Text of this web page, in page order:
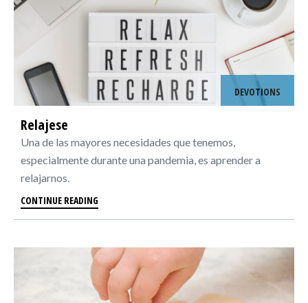
DEVOTIONS
Relajese
Una de las mayores necesidades que tenemos,
especialmente durante una pandemia, es aprender a
relajarnos.
CONTINUE READING